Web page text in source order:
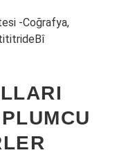
-Coğrafya,